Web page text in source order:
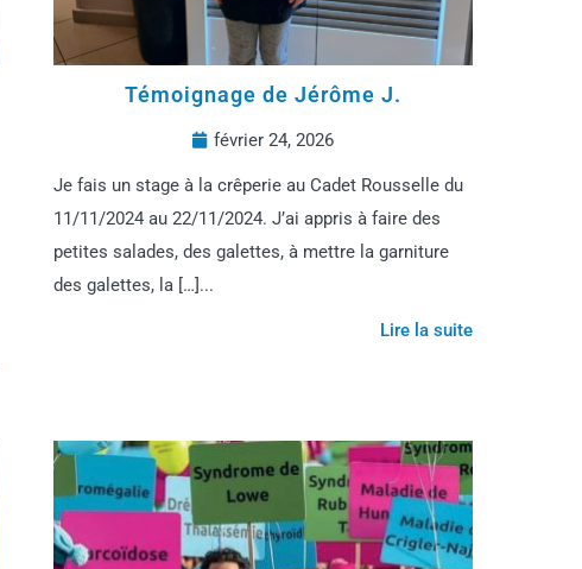
Témoignage de Jérôme J.
février 24, 2026
Je fais un stage à la crêperie au Cadet Rousselle du
11/11/2024 au 22/11/2024. J’ai appris à faire des
petites salades, des galettes, à mettre la garniture
des galettes, la […]...
Lire la suite